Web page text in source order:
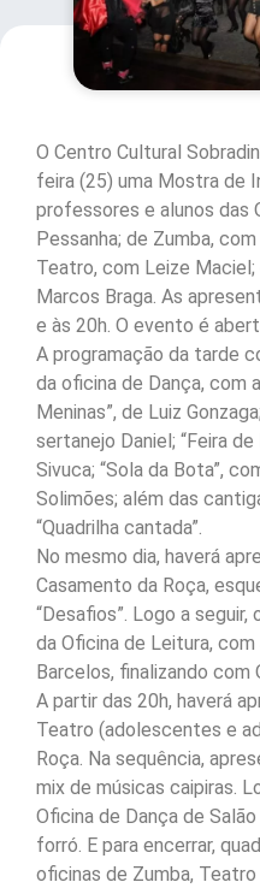
O Centro Cultural
feira (25) uma Mostra de
professores e alunos das
Pessanha; de Zumba,
Teatro, com Leize
Marcos Braga. As
e às 20h. O evento é
A programação da tarde
da oficina de Dança, com
Meninas”, de Luiz
sertanejo Daniel; “Feira
Sivuca; “Sola da Bota”,
Solimões; além das
“Quadrilha cantada”.
No mesmo dia, haverá
Casamento da Roça,
“Desafios”. Logo a
da Oficina de Leitura,
Barcelos, finalizando com
A partir das 20h, haverá
Teatro (adolescentes e
Roça. Na sequência,
mix de músicas caipiras.
Oficina de Dança de
forró. E para encerrar,
oficinas de Zumba, Teatro